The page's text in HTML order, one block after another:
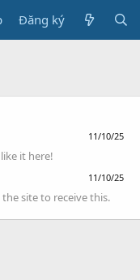
Đăng ký
11/10/25
it here!
11/10/25
site to receive this.